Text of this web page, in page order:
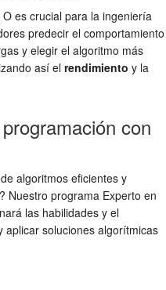
es crucial para la ingeniería
predecir el comportamiento
y elegir el algoritmo más
así el rendimiento y la
con
algoritmos eficientes y
Nuestro programa Experto en
las habilidades y el
soluciones algorítmicas